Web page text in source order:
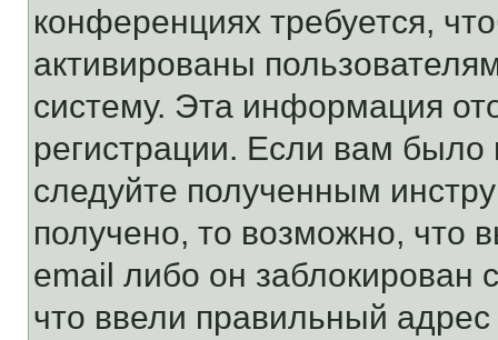
конференциях требуется,
активированы
систему. Эта информация
регистрации. Если вам
следуйте полученным
получено, то возможно, что
email либо он
что ввели правильный адрес